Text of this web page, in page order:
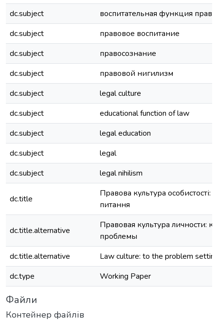
dc.subject
воспитательная функция права
dc.subject
правовое воспитание
dc.subject
правосознание
dc.subject
правовой нигилизм
dc.subject
legal culture
dc.subject
educational function of law
dc.subject
legal education
dc.subject
legal
dc.subject
legal nihilism
dc.title
Правова культура особистості:
питання
dc.title.alternative
Правовая культура личности: к
проблемы
dc.title.alternative
Law culture: to the problem
dc.type
Working Paper
Файли
Контейнер файлів